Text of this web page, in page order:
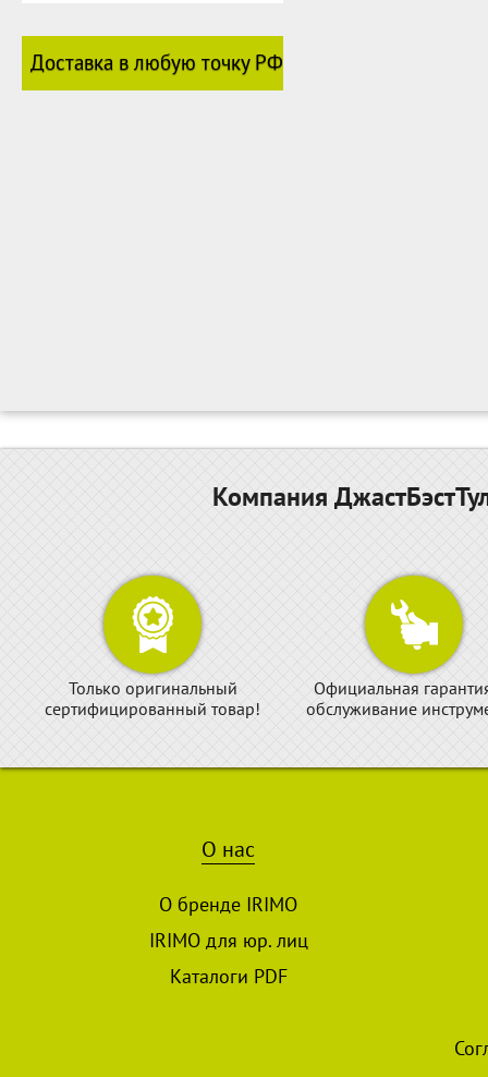
Доставка в любую точку РФ
Компания
Только оригинальный
сертифицированный товар!
Официальная
обслуживание
О нас
О бренде IRIMO
IRIMO для юр. лиц
Каталоги PDF